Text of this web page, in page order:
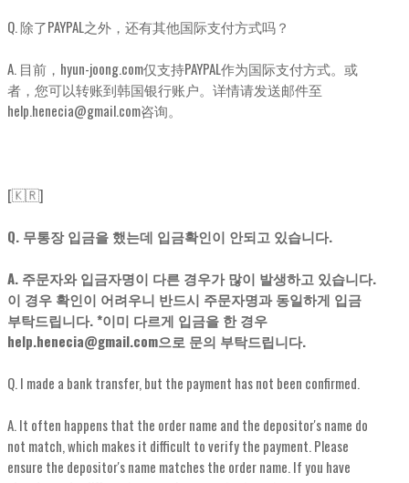
Q. 除了PAYPAL之外，还有其他国际支付方式吗？
A. 目前，hyun-joong.com仅支持PAYPAL作为国际支付方式。或
者，您可以转账到韩国银行账户。详情请发送邮件至
help.henecia@gmail.com咨询。
[🇰🇷]
Q. 무통장 입금을 했는데 입금확인이 안되고 있습니다.
A. 주문자와 입금자명이 다른 경우가 많이 발생하고 있습니다.
이 경우 확인이 어려우니 반드시 주문자명과 동일하게 입금
부탁드립니다. *이미 다르게 입금을 한 경우
help.henecia@gmail.com으로 문의 부탁드립니다.
Q. I made a bank transfer, but the payment has not been confirmed.
A. It often happens that the order name and the depositor's name do
not match, which makes it difficult to verify the payment. Please
ensure the depositor's name matches the order name. If you have